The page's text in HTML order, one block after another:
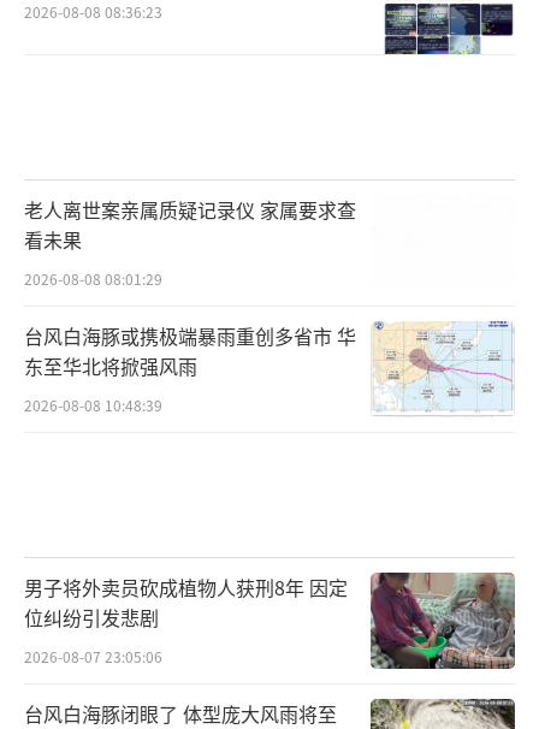
2026-08-08 08:36:23
老人离世案亲属质疑记录仪 家属要求查
看未果
2026-08-08 08:01:29
台风白海豚或携极端暴雨重创多省市 华
东至华北将掀强风雨
2026-08-08 10:48:39
男子将外卖员砍成植物人获刑8年 因定
位纠纷引发悲剧
2026-08-07 23:05:06
台风白海豚闭眼了 体型庞大风雨将至